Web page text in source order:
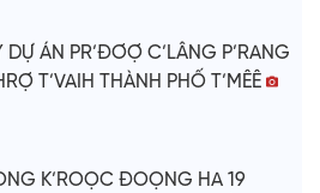
ÁN PR’ĐƠỢ C’LÂNG P’RANG
T’VAIH THÀNH PHỐ T’MÊÊ
K’ROỌC ĐOỌNG HA 19